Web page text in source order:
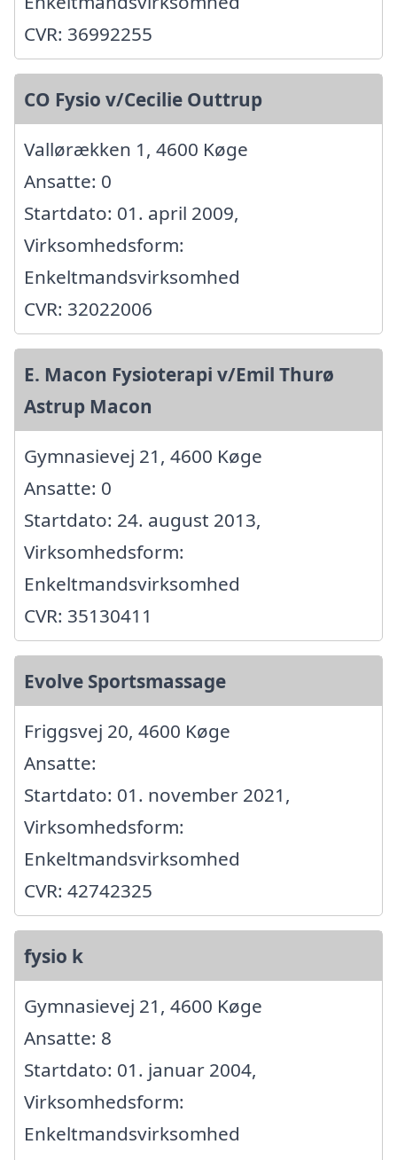
CVR: 36992255
CO Fysio v/Cecilie Outtrup
Vallørækken 1, 4600 Køge
Ansatte: 0
Startdato: 01. april 2009,
Virksomhedsform:
Enkeltmandsvirksomhed
CVR: 32022006
E. Macon Fysioterapi v/Emil Thurø
Astrup Macon
Gymnasievej 21, 4600 Køge
Ansatte: 0
Startdato: 24. august 2013,
Virksomhedsform:
Enkeltmandsvirksomhed
CVR: 35130411
Evolve Sportsmassage
Friggsvej 20, 4600 Køge
Ansatte:
Startdato: 01. november 2021,
Virksomhedsform:
Enkeltmandsvirksomhed
CVR: 42742325
fysio k
Gymnasievej 21, 4600 Køge
Ansatte: 8
Startdato: 01. januar 2004,
Virksomhedsform:
Enkeltmandsvirksomhed